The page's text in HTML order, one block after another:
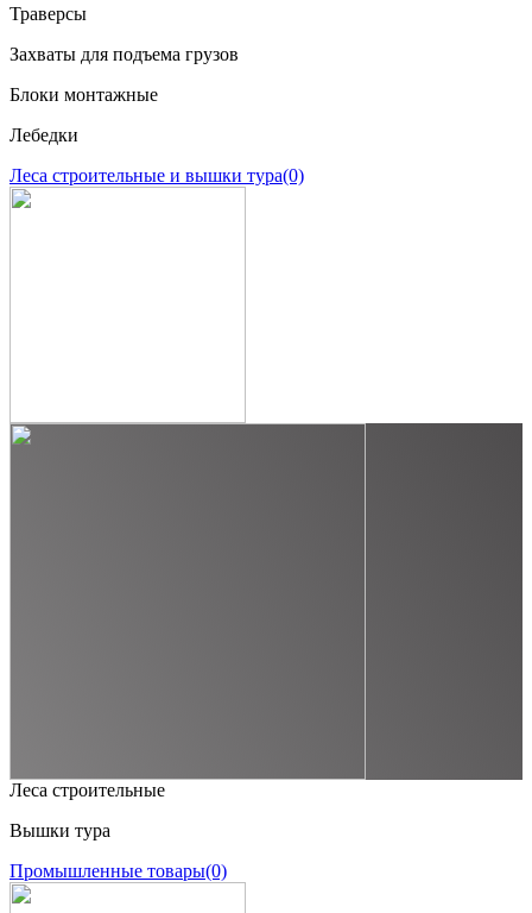
Траверсы
Захваты для подъема грузов
Блоки монтажные
Лебедки
Леса строительные и вышки тура(0)
Леса строительные
Вышки тура
Промышленные товары(0)